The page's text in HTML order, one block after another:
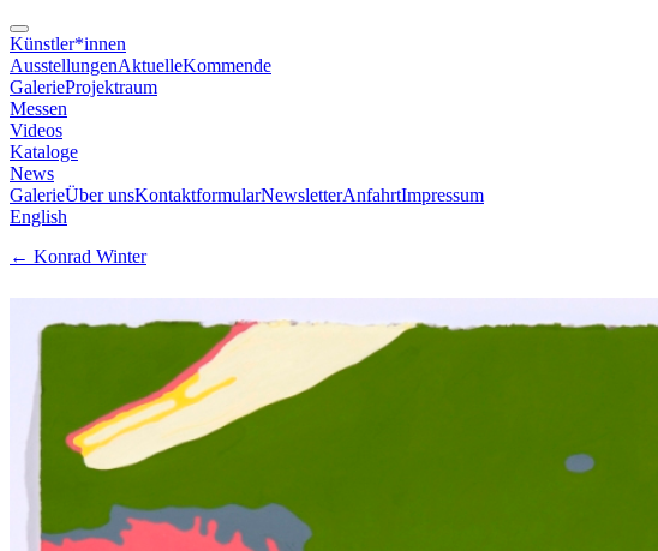
Künstler*innen
AusstellungenAktuelleKommende
GalerieProjektraum
Messen
Videos
Kataloge
News
GalerieÜber unsKontaktformularNewsletterAnfahrtImpressum
English
← Konrad Winter